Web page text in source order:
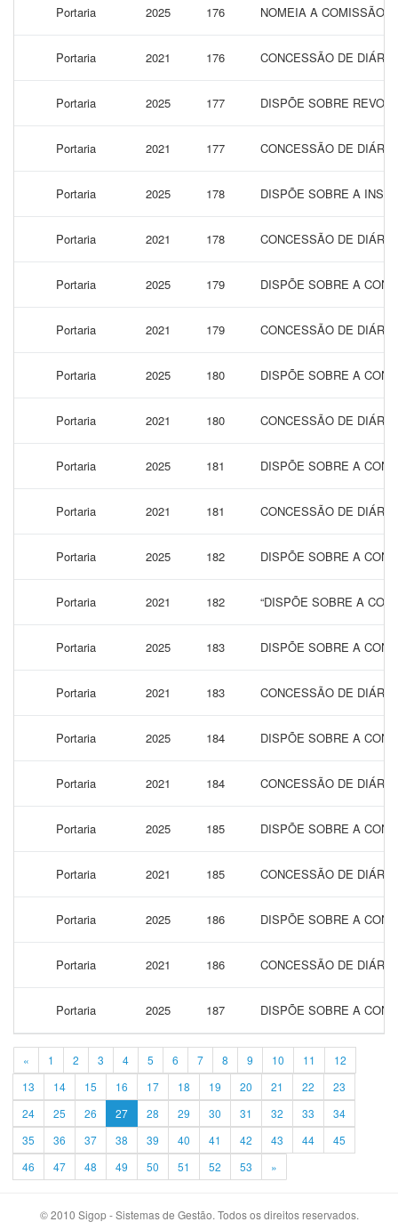
Portaria 2025 176 NOMEIA A COMISSÃO
Portaria 2021 176 CONCESSÃO DE
Portaria 2025 177 DISPÕE SOBRE
Portaria 2021 177 CONCESSÃO DE
Portaria 2025 178 DISPÕE SOBRE A
Portaria 2021 178 CONCESSÃO DE
Portaria 2025 179 DISPÕE SOBRE A
Portaria 2021 179 CONCESSÃO DE
Portaria 2025 180 DISPÕE SOBRE A
Portaria 2021 180 CONCESSÃO DE
Portaria 2025 181 DISPÕE SOBRE A
Portaria 2021 181 CONCESSÃO DE
Portaria 2025 182 DISPÕE SOBRE A
Portaria 2021 182 “DISPÕE SOBRE A
Portaria 2025 183 DISPÕE SOBRE A
Portaria 2021 183 CONCESSÃO DE
Portaria 2025 184 DISPÕE SOBRE A
Portaria 2021 184 CONCESSÃO DE
Portaria 2025 185 DISPÕE SOBRE A
Portaria 2021 185 CONCESSÃO DE
Portaria 2025 186 DISPÕE SOBRE A
Portaria 2021 186 CONCESSÃO DE
Portaria 2025 187 DISPÕE SOBRE A
« 1 2 3 4 5 6 7 8 9 10 11
12
13
14 15 16 17 18 19 20 21 22
23
24
25 26 27 28 29 30 31 32 33
34
35
36 37 38 39 40 41 42 43 44
45
46
47 48 49 50 51 52 53 »
© 2010 Sigop - Sistemas de Gestão. Todos os direitos reservados.